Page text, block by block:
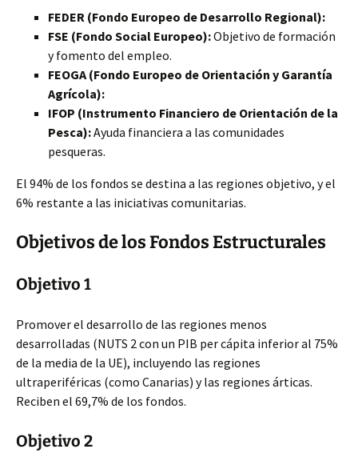
FEDER (Fondo Europeo de Desarrollo Regional):
FSE (Fondo Social Europeo):Objetivo de formación
y fomento del empleo.
FEOGA (Fondo Europeo de Orientación y Garantía
Agrícola):
IFOP (Instrumento Financiero de Orientación de la
Pesca):Ayuda financiera a las comunidades
pesqueras.
El 94% de los fondos se destina a las regiones objetivo, y el
6% restante a las iniciativas comunitarias.
Objetivos de los Fondos Estructurales
Objetivo 1
Promover el desarrollo de las regiones menos
desarrolladas (NUTS 2 con un PIB per cápita inferior al 75%
de la media de la UE), incluyendo las regiones
ultraperiféricas (como Canarias) y las regiones árticas.
Reciben el 69,7% de los fondos.
Objetivo 2